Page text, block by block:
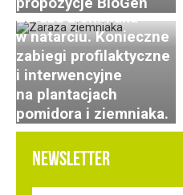
Zaraza ziemniaka
w natarciu. Konieczne
zabiegi profilaktyczne
i interwencyjne
na plantacjach
pomidora i ziemniaka.
NEWSLETTER